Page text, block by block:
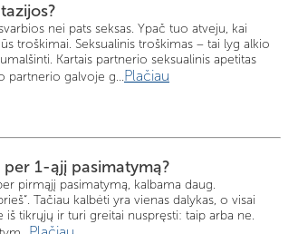
nei pats seksas. Ypač tuo atveju, kai
troškimai. Seksualinis troškimas – tai lyg alkio
Kartais partnerio seksualinis apetitas
partnerio galvoje g...Plačiau
1-ąjį pasimatymą?
pirmąjį pasimatymą, kalbama daug.
Tačiau kalbėti yra vienas dalykas, o visai
iš tikrųjų ir turi greitai nuspręsti: taip arba ne.